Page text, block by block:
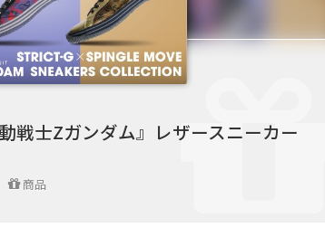
戦士Zガンダム』レザースニーカー
商品